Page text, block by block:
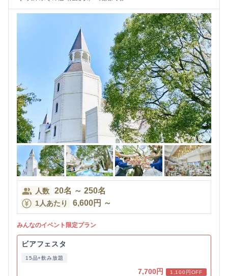
人数 20名 ～ 250名
1人あたり 6,600円 ～
みんなのイベント限定プラン
ビアフェスタ
15品+飲み放題
7,700円
1,100円OFF